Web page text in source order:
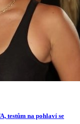
testům na pohlaví se